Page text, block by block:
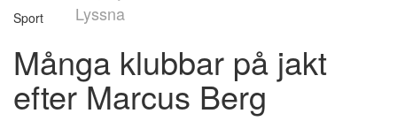
Lyssna
Sport
Många klubbar på jakt
efter Marcus Berg